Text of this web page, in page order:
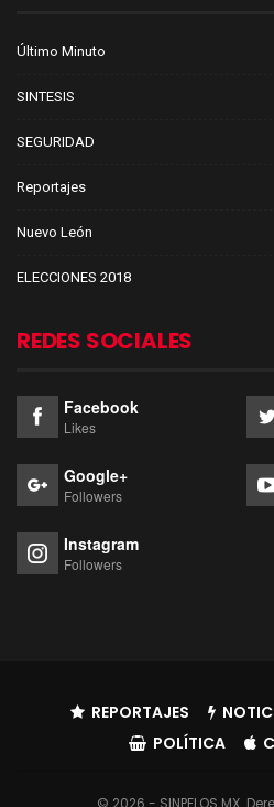
Último Minuto
SINTESIS
SEGURIDAD
Reportajes
Nuevo León
ELECCIONES 2018
REDES SOCIALES
Facebook
Likes
Google+
Followers
Instagram
Followers
REPORTAJES
POLÍTICA
© 2026 - SINPELOS.MX.